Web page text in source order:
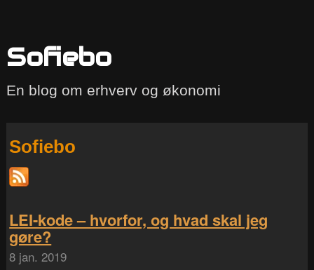
Sofiebo
En blog om erhverv og økonomi
Sofiebo
LEI-kode – hvorfor, og hvad skal jeg
gøre?
8 jan. 2019